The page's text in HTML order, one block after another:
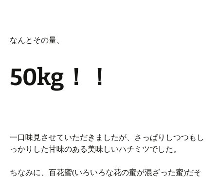
なんとその量、
50kg ！！
一口味見させていただきましたが、さっぱりしつつもし
っかりした甘味のある美味しいハチミツでした。
ちなみに、百花蜜(いろいろな花の蜜が混ざった蜜)だそ